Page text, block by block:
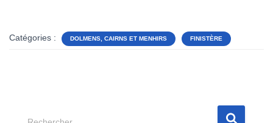
Catégories : DOLMENS, CAIRNS ET MENHIRS FINISTÈRE
R